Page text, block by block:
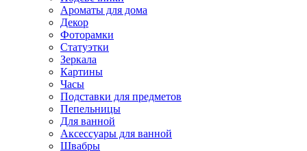
Ароматы для дома
Декор
Фоторамки
Статуэтки
Зеркала
Картины
Часы
Подставки для предметов
Пепельницы
Для ванной
Аксессуары для ванной
Швабры